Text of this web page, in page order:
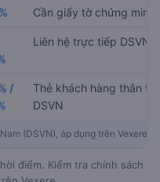
(DSVN), áp dụng trên Vexere
Cần giấy tờ chứng minh
Liên hệ trực tiếp DSVN
/
Thẻ khách hàng thân
DSVN
điểm. Kiểm tra chính sách